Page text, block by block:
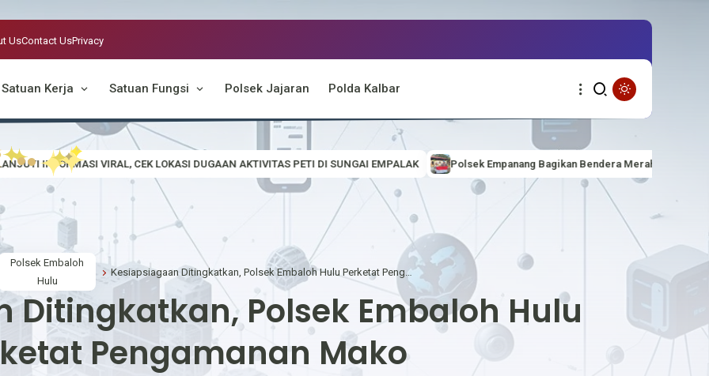
UsContact UsPrivacy
Satuan Kerja Satuan Fungsi Polsek Jajaran Polda Kalbar
CEK LOKASI DUGAAN AKTIVITAS PETI DI SUNGAI EMPALAK Polsek Empanang Bagikan Bendera Merah Putih kepada Masyarakat
Polsek Embaloh
Hulu
Kesiapsiagaan Ditingkatkan, Polsek Embaloh Hulu Perketat Pengamanan Mako
Ditingkatkan, Polsek Embaloh Hulu
Pengamanan Mako